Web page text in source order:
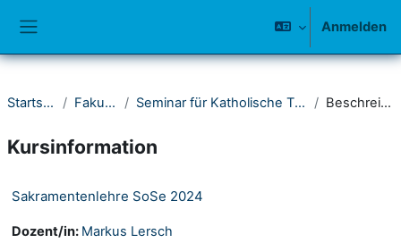
Anmelden
Startseite Fakultät I Seminar für Katholische Theologie Beschreibung
Kursinformation
Sakramentenlehre SoSe 2024
Dozent/in: Markus Lersch